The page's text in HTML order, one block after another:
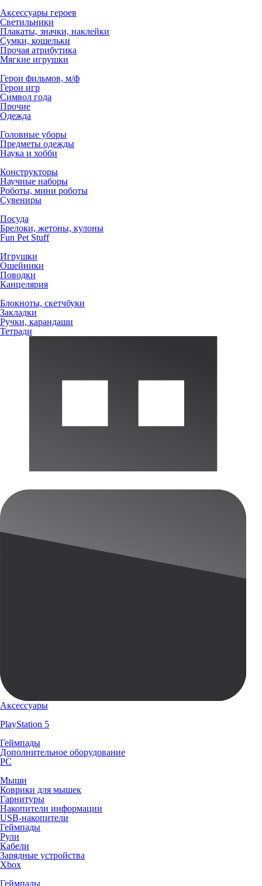
Аксессуары героев
Светильники
Плакаты, значки, наклейки
Сумки, кошельки
Прочая атрибутика
Мягкие игрушки
Герои фильмов, м/ф
Герои игр
Символ года
Прочие
Одежда
Головные уборы
Предметы одежды
Наука и хобби
Конструкторы
Научные наборы
Роботы, мини роботы
Сувениры
Посуда
Брелоки, жетоны, кулоны
Fun Pet Stuff
Игрушки
Ошейники
Поводки
Канцелярия
Блокноты, скетчбуки
Закладки
Ручки, карандаши
Тетради
Аксессуары
PlayStation 5
Геймпады
Дополнительное оборудование
PC
Мыши
Коврики для мышек
Гарнитуры
Накопители информации
USB-накопители
Геймпады
Рули
Кабели
Зарядные устройства
Xbox
Геймпады